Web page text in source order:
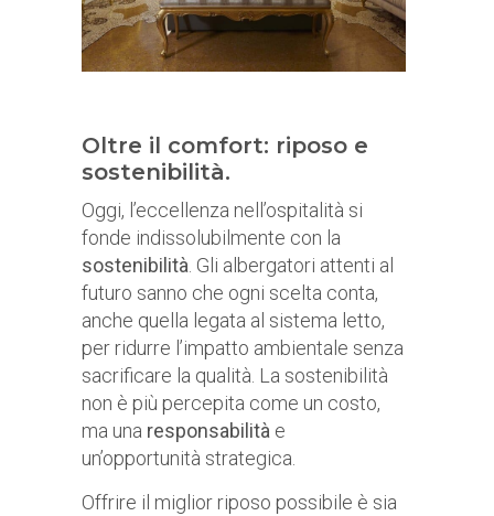
Oltre il comfort: riposo e
sostenibilità.
Oggi, l’eccellenza nell’ospitalità si
fonde indissolubilmente con la
sostenibilità . Gli albergatori attenti al
futuro sanno che ogni scelta conta,
anche quella legata al sistema letto,
per ridurre l’impatto ambientale senza
sacrificare la qualità. La sostenibilità
non è più percepita come un costo,
ma una responsabilità e
un’opportunità strategica.
Offrire il miglior riposo possibile è sia